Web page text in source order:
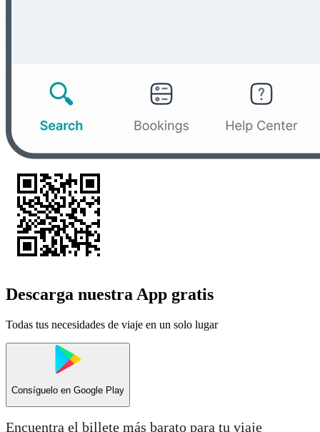
Descarga nuestra App gratis
Todas tus necesidades de viaje en un solo lugar
Consíguelo en Google Play
Encuentra el billete más barato para tu viaje